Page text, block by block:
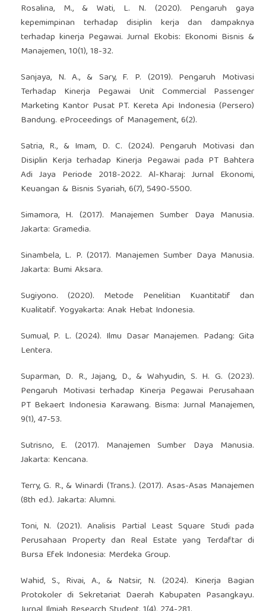
Rosalina, M., & Wati, L. N. (2020). Pengaruh gaya
kepemimpinan terhadap disiplin kerja dan dampaknya
terhadap kinerja Pegawai. Jurnal Ekobis: Ekonomi Bisnis &
Manajemen, 10(1), 18-32.
Sanjaya, N. A., & Sary, F. P. (2019). Pengaruh Motivasi
Terhadap Kinerja Pegawai Unit Commercial Passenger
Marketing Kantor Pusat PT. Kereta Api Indonesia (Persero)
Bandung. eProceedings of Management, 6(2).
Satria, R., & Imam, D. C. (2024). Pengaruh Motivasi dan
Disiplin Kerja terhadap Kinerja Pegawai pada PT Bahtera
Adi Jaya Periode 2018-2022. Al-Kharaj: Jurnal Ekonomi,
Keuangan & Bisnis Syariah, 6(7), 5490-5500.
Simamora, H. (2017). Manajemen Sumber Daya Manusia.
Jakarta: Gramedia.
Sinambela, L. P. (2017). Manajemen Sumber Daya Manusia.
Jakarta: Bumi Aksara.
Sugiyono. (2020). Metode Penelitian Kuantitatif dan
Kualitatif. Yogyakarta: Anak Hebat Indonesia.
Sumual, P. L. (2024). Ilmu Dasar Manajemen. Padang: Gita
Lentera.
Suparman, D. R., Jajang, D., & Wahyudin, S. H. G. (2023).
Pengaruh Motivasi terhadap Kinerja Pegawai Perusahaan
PT Bekaert Indonesia Karawang. Bisma: Jurnal Manajemen,
9(1), 47-53.
Sutrisno, E. (2017). Manajemen Sumber Daya Manusia.
Jakarta: Kencana.
Terry, G. R., & Winardi (Trans.). (2017). Asas-Asas Manajemen
(8th ed.). Jakarta: Alumni.
Toni, N. (2021). Analisis Partial Least Square Studi pada
Perusahaan Property dan Real Estate yang Terdaftar di
Bursa Efek Indonesia: Merdeka Group.
Wahid, S., Rivai, A., & Natsir, N. (2024). Kinerja Bagian
Protokoler di Sekretariat Daerah Kabupaten Pasangkayu.